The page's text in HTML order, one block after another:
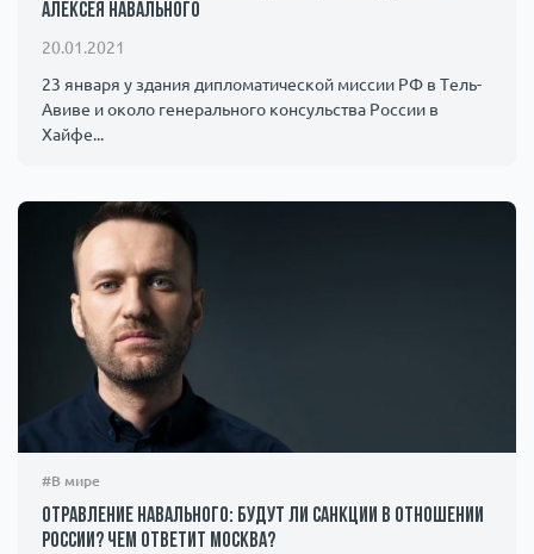
Алексея Навального
20.01.2021
23 января у здания дипломатической миссии РФ в Тель-
Авиве и около генерального консульства России в
Хайфе...
#В мире
Отравление Навального: будут ли санкции в отношении
России? Чем ответит Москва?